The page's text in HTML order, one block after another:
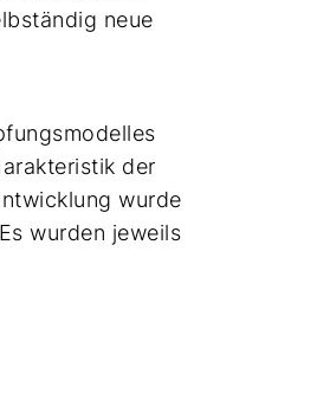
neue
der
wurde
wurden jeweils